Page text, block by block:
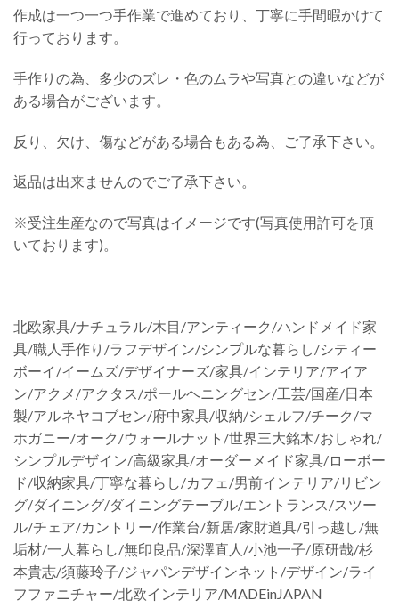
作成は一つ一つ手作業で進めており、丁寧に手間暇かけて
行っております。
手作りの為、多少のズレ・色のムラや写真との違いなどが
ある場合がございます。
反り、欠け、傷などがある場合もある為、ご了承下さい。
返品は出来ませんのでご了承下さい。
※受注生産なので写真はイメージです(写真使用許可を頂
いております)。
北欧家具/ナチュラル/木目/アンティーク/ハンドメイド家
具/職人手作り/ラフデザイン/シンプルな暮らし/シティー
ボーイ/イームズ/デザイナーズ/家具/インテリア/アイア
ン/アクメ/アクタス/ポールヘニングセン/工芸/国産/日本
製/アルネヤコブセン/府中家具/収納/シェルフ/チーク/マ
ホガニー/オーク/ウォールナット/世界三大銘木/おしゃれ/
シンプルデザイン/高級家具/オーダーメイド家具/ローボー
ド/収納家具/丁寧な暮らし/カフェ/男前インテリア/リビン
グ/ダイニング/ダイニングテーブル/エントランス/スツー
ル/チェア/カントリー/作業台/新居/家財道具/引っ越し/無
垢材/一人暮らし/無印良品/深澤直人/小池一子/原研哉/杉
本貴志/須藤玲子/ジャパンデザインネット/デザイン/ライ
フファニチャー/北欧インテリア/MADEinJAPAN